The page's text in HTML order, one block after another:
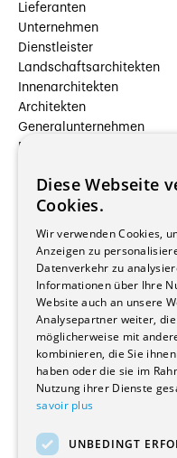
Lieferanten
Unternehmen
Dienstleister
Landschaftsarchitekten
Innenarchitekten
Architekten
Generalunternehmen
Beauftragte Unternehmen
Hersteller/Lieferanten
Bauherrschaften
Stockwerkeigentum
Reportagen
Wohnungen
Renovierungen
Innere Umbauten
Gastgewerbe und
Verwaltungsgebäude und
Schuleinrichtungen
Medizinische Einrichtungen
Kultur - Sport - Freizeit
Diese Webseite
Cookies.
Wir verwenden Cookies,
Anzeigen zu
Datenverkehr zu
Informationen über Ihre
Website auch an unsere
Analysepartner weiter,
möglicherweise mit
kombinieren, die Sie
haben oder die sie im
Nutzung ihrer Dienste
savoir plus
UNBEDINGT